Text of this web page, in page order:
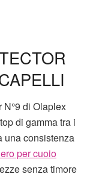
di Olaplex
di gamma tra i
una consistenza
per cuoio
senza timore